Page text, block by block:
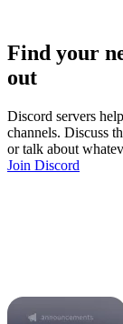
Find your
out
Discord servers
channels. Discuss
or talk about
Join Discord